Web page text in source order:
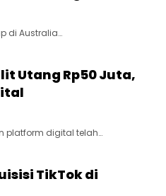
di Australia…
Utang Rp50 Juta,
platform digital telah…
TikTok di